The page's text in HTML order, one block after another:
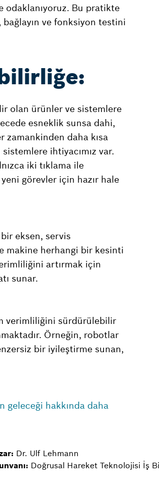
odaklanıyoruz. Bu pratikte
ve fonksiyon testini
olan ürünler ve sistemlere
esneklik sunsa dahi,
zamankinden daha kısa
ihtiyacımız var.
iki tıklama ile
görevler için hazır hale
eksen, servis
makine herhangi bir kesinti
artırmak için
sunar.
verimliliğini sürdürülebilir
Örneğin, robotlar
bir iyileştirme sunan,
geleceği hakkında daha
Dr. Ulf Lehmann
Doğrusal Hareket Teknolojisi İş